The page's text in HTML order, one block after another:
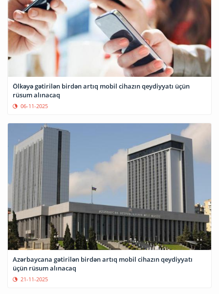
Ölkəyə gətirilən birdən artıq mobil cihazın qeydiyyatı üçün
rüsum alınacaq
06-11-2025
Azərbaycana gətirilən birdən artıq mobil cihazın qeydiyyatı
üçün rüsum alınacaq
21-11-2025